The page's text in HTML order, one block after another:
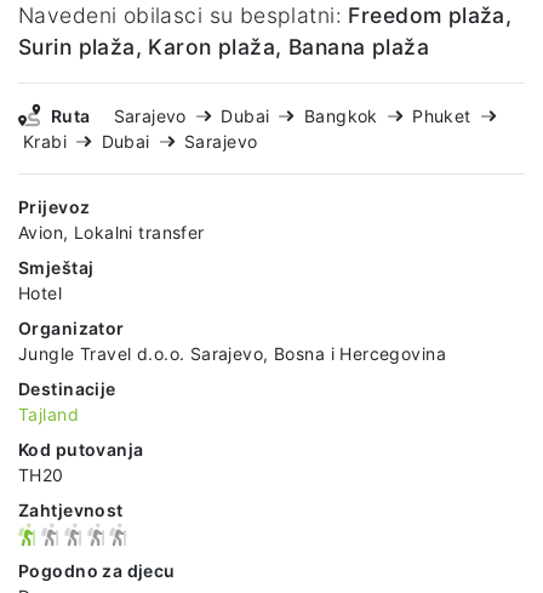
Navedeni obilasci su besplatni: Freedom plaža,
Surin plaža, Karon plaža, Banana plaža
Ruta Sarajevo Dubai Bangkok
Phuket
Krabi
Dubai Sarajevo
Prijevoz
Avion, Lokalni transfer
Smještaj
Hotel
Organizator
Jungle Travel d.o.o. Sarajevo, Bosna i Hercegovina
Destinacije
Tajland
Kod putovanja
TH20
Zahtjevnost
Pogodno za djecu